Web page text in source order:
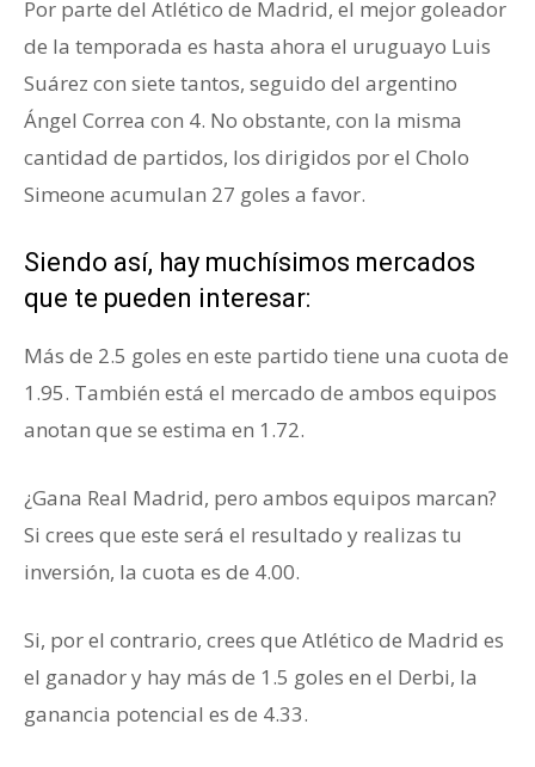
Por parte del Atlético de Madrid, el mejor goleador
de la temporada es hasta ahora el uruguayo Luis
Suárez con siete tantos, seguido del argentino
Ángel Correa con 4. No obstante, con la misma
cantidad de partidos, los dirigidos por el Cholo
Simeone acumulan 27 goles a favor.
Siendo así, hay muchísimos mercados
que te pueden interesar:
Más de 2.5 goles en este partido tiene una cuota de
1.95. También está el mercado de ambos equipos
anotan que se estima en 1.72.
¿Gana Real Madrid, pero ambos equipos marcan?
Si crees que este será el resultado y realizas tu
inversión, la cuota es de 4.00.
Si, por el contrario, crees que Atlético de Madrid es
el ganador y hay más de 1.5 goles en el Derbi, la
ganancia potencial es de 4.33.